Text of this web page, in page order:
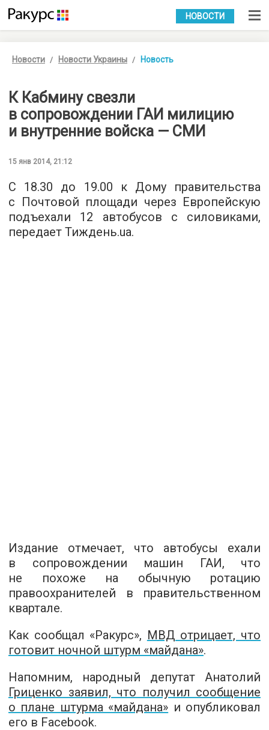
УКР РУС
НОВОСТИ
Новости Новости Украины Новость
К Кабмину свезли
в сопровождении ГАИ милицию
и внутренние войска — СМИ
15 янв 2014, 21:12
С 18.30 до 19.00 к Дому правительства
с Почтовой площади через Европейскую
подъехали 12 автобусов с силовиками,
передает Тиждень.ua.
Издание отмечает, что автобусы ехали
в сопровождении машин ГАИ, что
не похоже на обычную ротацию
правоохранителей в правительственном
квартале.
Как сообщал «Ракурс», МВД отрицает, что
готовит ночной штурм «майдана».
Напомним, народный депутат Анатолий
Гриценко заявил, что получил сообщение
о плане штурма «майдана» и опубликовал
его в Facebook.